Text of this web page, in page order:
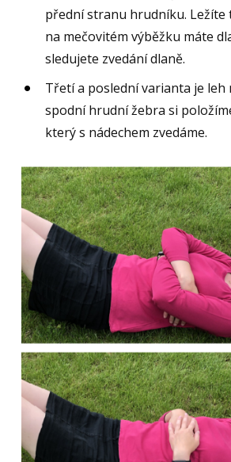
přední stranu hrudníku. Ležíte
na mečovitém výběžku máte
sledujete zvedání dlaně.
Třetí a poslední varianta je leh
spodní hrudní žebra si
který s nádechem zvedáme.